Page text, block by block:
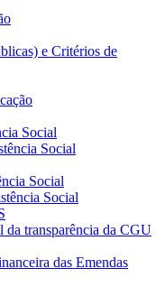
e Critérios de
Social
Social
Social
Social
da transparência da CGU
das Emendas